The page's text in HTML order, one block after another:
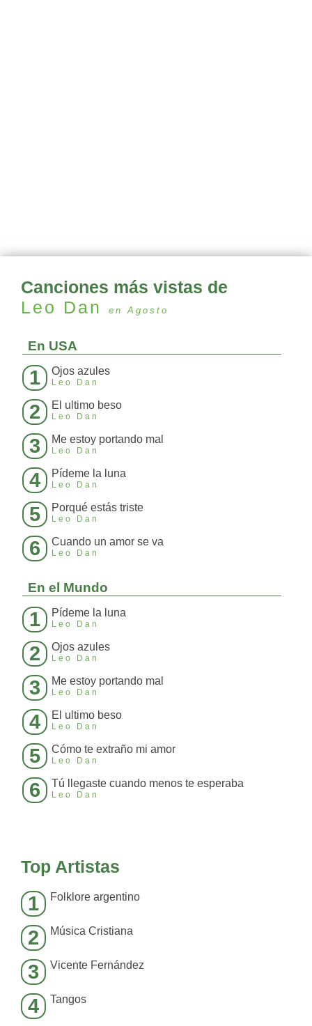
Canciones más vistas de
Leo Dan
en Agosto
En USA
1 Ojos azules
Leo Dan
2 El ultimo beso
Leo Dan
3 Me estoy portando mal
Leo Dan
4 Pídeme la luna
Leo Dan
5 Porqué estás triste
Leo Dan
6 Cuando un amor se va
Leo Dan
En el Mundo
1 Pídeme la luna
Leo Dan
2 Ojos azules
Leo Dan
3 Me estoy portando mal
Leo Dan
4 El ultimo beso
Leo Dan
5 Cómo te extraño mi amor
Leo Dan
6 Tú llegaste cuando menos te esperaba
Leo Dan
Top Artistas
1 Folklore argentino
2 Música Cristiana
3 Vicente Fernández
4 Tangos